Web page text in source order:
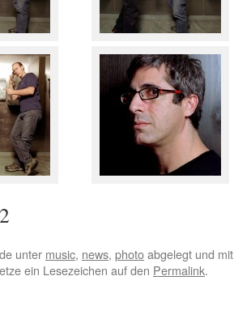
unter music, news, photoabgelegt und
ein Lesezeichen auf den Permalink.